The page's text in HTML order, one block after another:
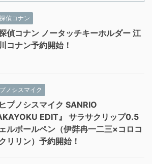
偵コナン
偵コナン ノータッチキーホルダー 江
コナン予約開始！
ノシスマイク
ヒプノシスマイク SANRIO
EDIT』 サラサクリップ0.5
ルボールペン（伊弉冉一二三×コロコ
リリン）予約開始！